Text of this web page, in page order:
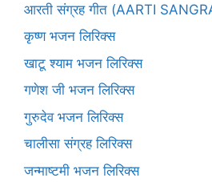
आरती संग्रह गीत (AARTI
कृष्ण भजन लिरिक्स
खाटू श्याम भजन लिरिक्स
गणेश जी भजन लिरिक्स
गुरुदेव भजन लिरिक्स
चालीसा संग्रह लिरिक्स
जन्माष्टमी भजन लिरिक्स